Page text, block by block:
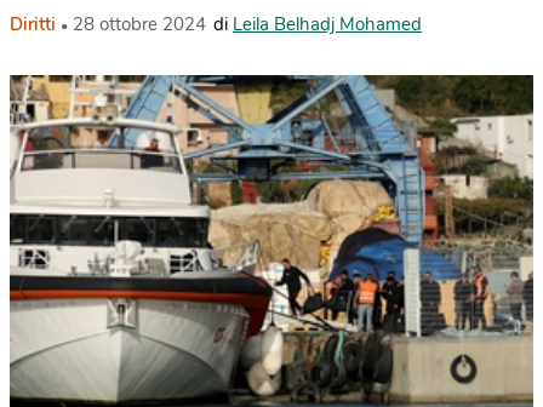
Diritti 28 ottobre 2024 di Leila Belhadj Mohamed